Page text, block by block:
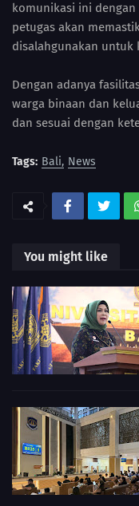
komunikasi ini dengan
petugas akan
disalahgunakan untuk
Dengan adanya
warga binaan dan
dan sesuai dengan
Tags: Bali News
You might like